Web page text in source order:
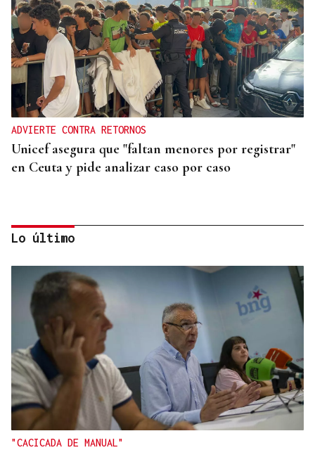
ADVIERTE CONTRA RETORNOS
Unicef asegura que "faltan menores por registrar"
en Ceuta y pide analizar caso por caso
27 PUNTOS EN GALICIA
La Guardia Civil desplegará un dispositivo por el
eclipse con más de 24.000 agentes
Lo último
"CACICADA DE MANUAL"